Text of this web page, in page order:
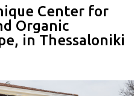
Center for
Organic
in Thessaloniki